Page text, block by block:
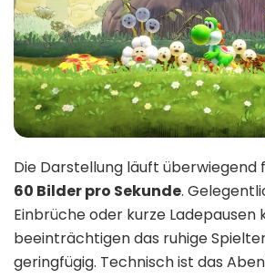
Die Darstellung läuft überwiegend
60 Bilder pro Sekunde.
Einbrüche oder kurze
beeinträchtigen das ruhige
geringfügig. Technisch ist das